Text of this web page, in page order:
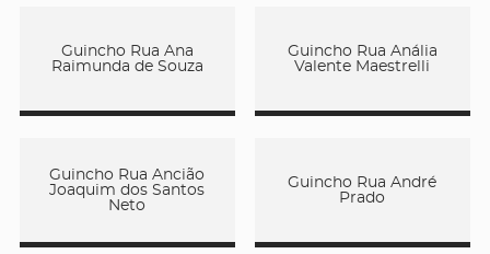
Guincho Rua Ana
Raimunda de Souza
Guincho Rua Anália
Valente Maestrelli
Guincho Rua Ancião
Joaquim dos Santos
Neto
Guincho Rua André
Prado